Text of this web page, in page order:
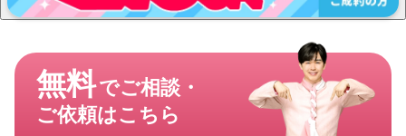
無料でご相談・
ご依頼はこちら